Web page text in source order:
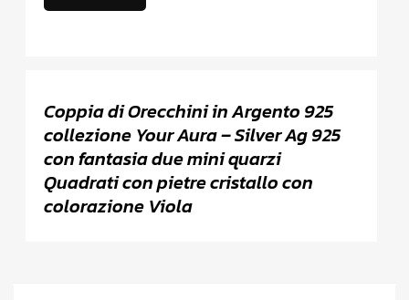
Coppia di Orecchiniin Argento 925
collezione Your Aura – Silver Ag 925
con fantasia due mini quarzi
Quadrati con pietre cristallo con
colorazione Viola